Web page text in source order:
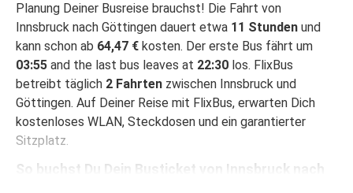
Planung Deiner Busreise brauchst! Die Fahrt von
Innsbruck nach Göttingen dauert etwa 11 Stunden und
kann schon ab 64,47 € kosten. Der erste Bus fährt um
03:55 and the last bus leaves at 22:30 los. FlixBus
betreibt täglich 2 Fahrten zwischen Innsbruck und
Göttingen. Auf Deiner Reise mit FlixBus, erwarten Dich
kostenloses WLAN, Steckdosen und ein garantierter
Sitzplatz.
So buchst Du Dein Busticket von Innsbruck nach